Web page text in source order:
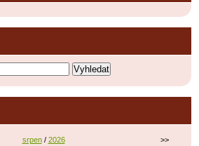
srpen/ 2026 >>